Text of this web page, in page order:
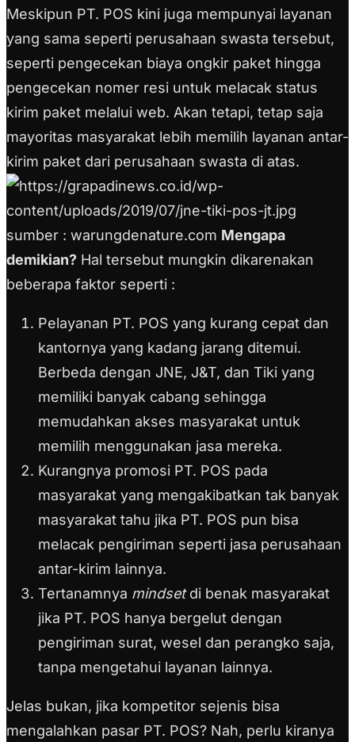
Meskipun PT. POS kini juga mempunyai layanan
yang sama seperti perusahaan swasta tersebut,
seperti pengecekan biaya ongkir paket hingga
pengecekan nomer resi untuk melacak status
kirim paket melalui web. Akan tetapi, tetap saja
mayoritas masyarakat lebih memilih layanan antar-
kirim paket dari perusahaan swasta di atas.
sumber : warungdenature.com Mengapa
demikian? Hal tersebut mungkin dikarenakan
beberapa faktor seperti :
Pelayanan PT. POS yang kurang cepat dan
kantornya yang kadang jarang ditemui.
Berbeda dengan JNE, J&T, dan Tiki yang
memiliki banyak cabang sehingga
memudahkan akses masyarakat untuk
memilih menggunakan jasa mereka.
Kurangnya promosi PT. POS pada
masyarakat yang mengakibatkan tak banyak
masyarakat tahu jika PT. POS pun bisa
melacak pengiriman seperti jasa perusahaan
antar-kirim lainnya.
Tertanamnya mindsetdi benak masyarakat
jika PT. POS hanya bergelut dengan
pengiriman surat, wesel dan perangko saja,
tanpa mengetahui layanan lainnya.
Jelas bukan, jika kompetitor sejenis bisa
mengalahkan pasar PT. POS? Nah, perlu kiranya